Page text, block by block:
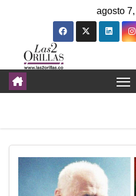
agosto